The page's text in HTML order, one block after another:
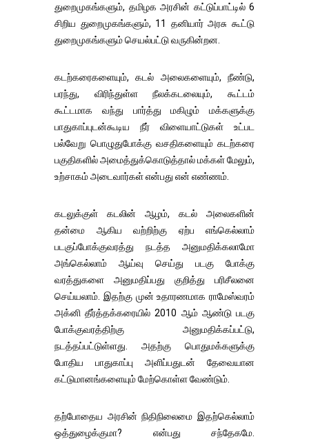
துறைமுகங்களும், தமிழக அரசின் கட்டுப்பாட்டில் 6
சிறிய துறைமுகங்களும், 11 தனியார் அரசு கூட்டு
துறைமுகங்களும் செயல்பட்டு வருகின்றன.
கடற்கரைகளையும், கடல் அலைகளையும், நீண்டு,
பரந்து, விரிந்துள்ள நீலக்கடலையும், கூட்டம்
கூட்டமாக வந்து பார்த்து மகிழும் மக்களுக்கு
பாதுகாப்புடன்கூடிய நீர் விளையாட்டுகள் உட்பட
பல்வேறு பொழுதுபோக்கு வசதிகளையும் கடற்கரை
பகுதிகளில் அமைத்துக்கொடுத்தால் மக்கள் மேலும்,
உற்சாகம் அடைவார்கள் என்பது என் எண்ணம்.
கடலுக்குள் கடலின் ஆழம், கடல் அலைகளின்
தன்மை ஆகிய வற்றிற்கு ஏற்ப எங்கெல்லாம்
படகுப்போக்குவரத்து நடத்த அனுமதிக்கலாமோ
அங்கெல்லாம் ஆய்வு செய்து படகு போக்கு
வரத்துகளை அனுமதிப்பது குறித்து பரிசீலனை
செய்யலாம். இதற்கு முன் உதாரணமாக ராமேஸ்வரம்
அக்னி தீர்த்தக்கரையில் 2010 ஆம் ஆண்டு படகு
போக்குவரத்திற்கு அனுமதிக்கப்பட்டு,
நடத்தப்பட்டுள்ளது. அதற்கு பொதுமக்களுக்கு
போதிய பாதுகாப்பு அளிப்பதுடன் தேவையான
கட்டுமானங்களையும் மேற்கொள்ள வேண்டும்.
தற்போதைய அரசின் நிதிநிலைமை இதற்கெல்லாம்
ஒத்துழைக்குமா? என்பது சந்தேகமே.